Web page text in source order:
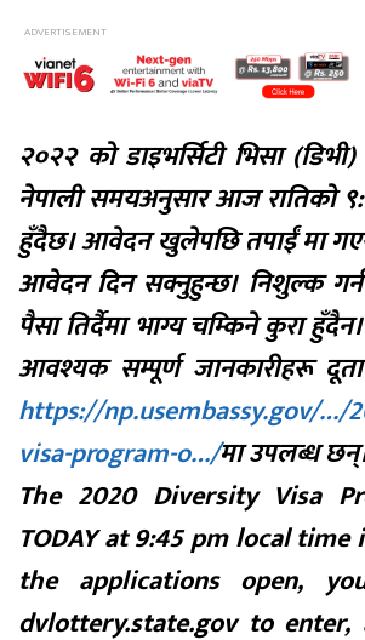
२०२२ को डाइभर्सिटी भिसा
नेपाली समयअनुसार आज रातिको
हुँदैछ। आवेदन खुलेपछि तपाईं मा
आवेदन दिन सक्नुहुन्छ। निशुल्क
पैसा तिर्दैमा भाग्य चम्किने कुरा
आवश्यक सम्पूर्ण जानकारीहरू
https://np.usembassy.gov/…/
visa-program-o…/मा उपलब्ध
The 2020 Diversity Visa
TODAY at 9:45 pm local
the applications open,
dvlottery.state.gov to enter,